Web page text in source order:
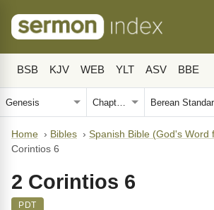
BSB KJV WEB YLT ASV BBE
Home › Bibles › Spanish Bible (God's Word
Corintios 6
2 Corintios 6
PDT